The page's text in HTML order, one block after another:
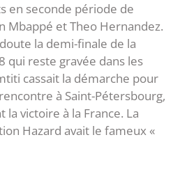
en seconde période de
Mbappé et Theo Hernandez.
la demi-finale de la
qui reste gravée dans les
cassait la démarche pour
à Saint-Pétersbourg,
la victoire à la France. La
Hazard avait le fameux «